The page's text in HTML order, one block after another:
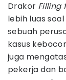
Drakor Filling
lebih luas
sebuah
kasus
juga
pekerja dan